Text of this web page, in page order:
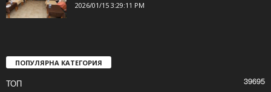
2026/01/15 3:29:11 PM
ПОПУЛЯРНА КАТЕГОРИЯ
ТОП
39695